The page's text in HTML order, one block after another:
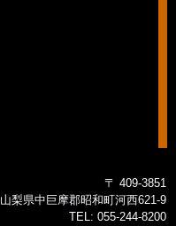
〒 409-3851
山梨県中巨摩郡昭和町河西621-9
TEL: 055-244-8200